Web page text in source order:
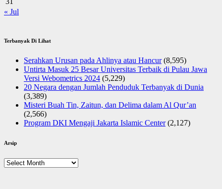
« Jul
Terbanyak Di Lihat
Serahkan Urusan pada Ahlinya atau Hancur (8,595)
Untirta Masuk 25 Besar Universitas Terbaik di Pulau Jawa
Versi Webometrics 2024 (5,229)
20 Negara dengan Jumlah Penduduk Terbanyak di Dunia
(3,389)
Misteri Buah Tin, Zaitun, dan Delima dalam Al Qur’an
(2,566)
Program DKI Mengaji Jakarta Islamic Center (2,127)
Arsip
Arsip